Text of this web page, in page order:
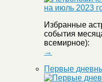
Избранные
события
→
Первые